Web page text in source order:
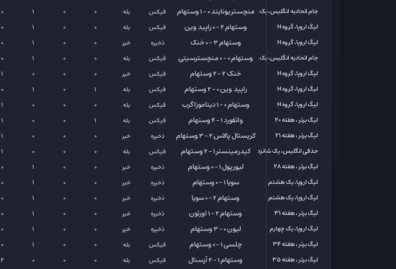
جام اتحادیه انگلیس، یک شانزدهممنچستریونایتد0 - 1 وستهام فیکس بله 0
0
1
0
لیگ اروپا، گروه H
وستهام2 - 0 راپید وین فیکس بله 0
0
1
0
لیگ اروپا، گروه H
وستهام3 - 0 خنک ذخیره خیر 0
0
1
0
جام اتحادیه انگلیس، یک هشتموستهام0 - 0 منچسترسیتی فیکس بله 0
0
1
0
لیگ اروپا، گروه H
خنک2 - 2 وستهام فیکس خیر 0
0
0
1
لیگ اروپا، گروه H
راپید وین0 - 2 وستهام فیکس بله 1
0
1
0
لیگ اروپا، گروه H
وستهام0 - 1 دیناموزاگرب فیکس بله 0
0
0
1
لیگ برتر ، هفته 20
واتفورد1 - 4 وستهام فیکس بله 1
0
0
1
لیگ برتر ، هفته 21
کریستال پالاس2 - 3 وستهام ذخیره خیر 0
0
0
1
حذفی انگلیس، یک شانزدهمکیدرمینستر1 - 2 وستهام فیکس بله 0
0
0
1
لیگ برتر ، هفته 28
لیورپول1 - 0 وستهام ذخیره خیر 0
0
1
0
لیگ اروپا، یک هشتم
سویا1 - 0 وستهام ذخیره خیر 0
0
1
0
لیگ اروپا، یک هشتم
وستهام2 - 0 سویا ذخیره خیر 0
0
1
0
لیگ برتر ، هفته 31
وستهام2 - 1 اورتون ذخیره خیر 0
0
1
0
لیگ اروپا، یک چهارم
لیون0 - 3 وستهام ذخیره خیر 0
0
1
0
لیگ برتر ، هفته 34
چلسی1 - 0 وستهام فیکس بله 0
0
1
0
لیگ برتر ، هفته 35
وستهام1 - 2 آرسنال فیکس بله 0
0
0
2